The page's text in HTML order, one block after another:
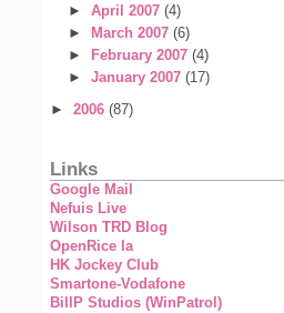
► April 2007 (4)
►
March 2007 (6)
►
February 2007 (4)
► January 2007 (17)
►2006(87)
Links
Google Mail
Nefuis Live
Wilson TRD Blog
OpenRice la
HK Jockey Club
Smartone-Vodafone
BillP Studios (WinPatrol)